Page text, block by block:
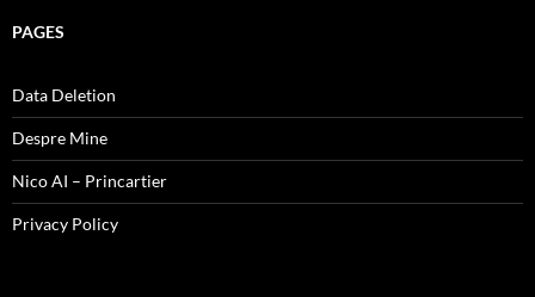
PAGES
Data Deletion
Despre Mine
Nico AI – Princartier
Privacy Policy